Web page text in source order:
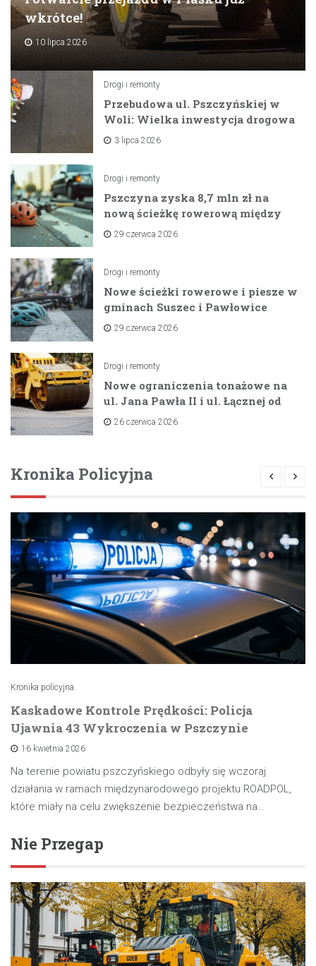
wkrótce!
10 lipca 2026
Drogi i remonty
Przebudowa ul. Pszczyńskiej w
Woli: Wielka inwestycja drogowa
na horyzoncie
3 lipca 2026
Drogi i remonty
Pszczyna zyska 8,7 mln zł na
nową ścieżkę rowerową między
zaporami
29 czerwca 2026
Drogi i remonty
Nowe ścieżki rowerowe i piesze w
gminach Suszec i Pawłowice
dzięki unijnemu wsparciu
29 czerwca 2026
Drogi i remonty
Nowe ograniczenia tonażowe na
ul. Jana Pawła II i ul. Łącznej od
lipca 2026 roku
26 czerwca 2026
Kronika Policyjna
Kronika policyjna
Kaskadowe Kontrole Prędkości: Policja
Ujawnia 43 Wykroczenia w Pszczynie
16 kwietnia 2026
Na terenie powiatu pszczyńskiego odbyły się wczoraj
działania w ramach międzynarodowego projektu ROADPOL,
które miały na celu zwiększenie bezpieczeństwa na…
Nie Przegap